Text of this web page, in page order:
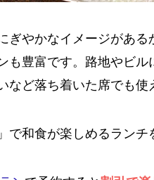
ぎやかなイメージがあ
も豊富です。路地やビ
など落ち着いた席でも使
で和食が楽しめるランチ